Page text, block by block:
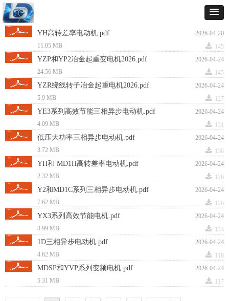
2026-04-20
YH高转差率电动机.pdf
끂 145
11.05 MB
2026-04-24
YZP和YP2冶金起重变电机2026.pdf
끂 145
24.56 MB
2026-04-24
YZR绕线转子冶金起重电机2026.pdf
끂 127
5.9 MB
2026-04-24
YE3系列高效节能三相异步电动机.pdf
끂 131
4.09 MB
2026-04-24
低压大功率三相异步电动机.pdf
끂 136
3.72 MB
2026-04-24
YH和 MD1H高转差率电动机.pdf
끂 126
2.32 MB
2026-04-24
Y2和MD1C系列三相异步电动机.pdf
끂 126
7.62 MB
2026-04-24
YX3系列高效节能电机.pdf
끂 134
3.99 MB
2026-04-24
1D三相异步电动机.pdf
끂 118
4.62 MB
2026-04-24
MDSP和YVP系列变频电机.pdf
끂 117
5.31 MB